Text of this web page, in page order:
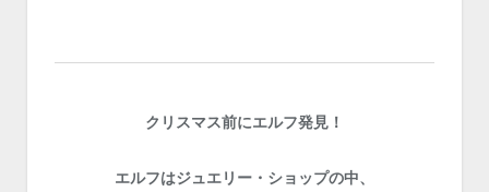
クリスマス前にエルフ発見！
エルフはジュエリー・ショップの中、